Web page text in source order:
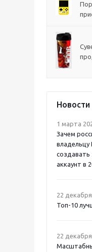
Новости
1 марта
Зачем
владельцу
аккаунт в
22
Топ-10
22